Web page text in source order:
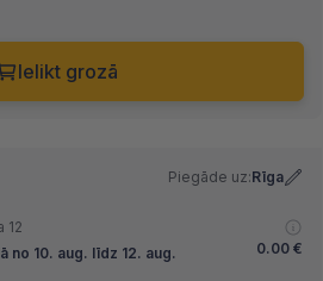
Ielikt grozā
Piegāde uz:Rīga
12
no 10. aug. līdz 12. aug.
0.00 €